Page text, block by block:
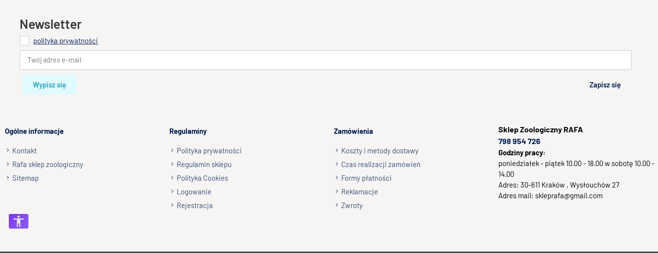
Newsletter
polityka prywatności
Wypisz się Zapisz się
Ogólne informacje
Kontakt
Rafa sklep zoologiczny
Sitemap
Regulaminy
Polityka prywatności
Regulamin sklepu
Polityka Cookies
Logowanie
Rejestracja
Zamówienia
Koszty i metody dostawy
Czas realizacji zamówień
Formy płatności
Reklamacje
Zwroty
SklepZoologiczny RAFA
798 954 726
Godziny pracy:
poniedziałek - piątek 10.00 - 18.00 w sobotę 10.00 -
14.00
Adres: 30-611 Kraków , Wysłouchów 27
Adres mail: skleprafa@gmail.com